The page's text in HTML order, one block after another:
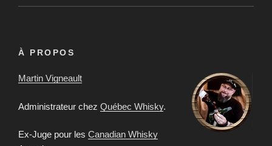
À PROPOS
Martin Vigneault
Administrateur chez Québec Whisky.
Ex-Juge pour les Canadian Whisky